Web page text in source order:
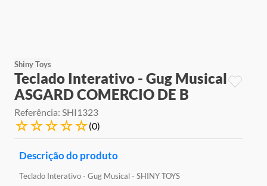
Shiny Toys
Teclado Interativo - Gug Musical
ASGARD COMERCIO DE B
Referência: SHI1323
☆☆☆☆☆(0)
Descrição do produto
Teclado Interativo - Gug Musical - SHINY TOYS